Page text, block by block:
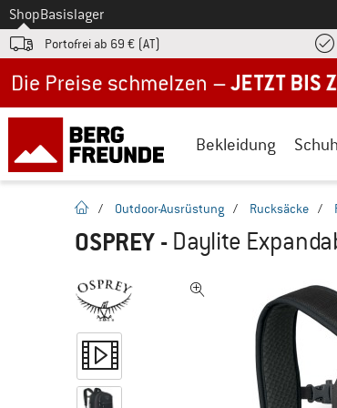
Zum
ShopBasislager
Portofrei ab 69 € (AT)
Bekleidung
Startseite
/ Outdoor-Ausrüstung / Rucksäcke /
OSPREY - Daylite